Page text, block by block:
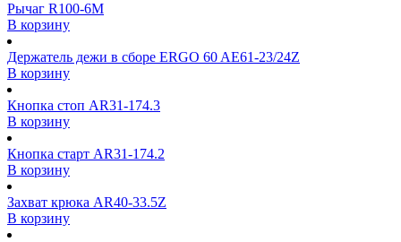
Рычаг R100-6M
В корзину
Держатель дежи в сборе ERGO 60 AE61-23/24Z
В корзину
Кнопка стоп AR31-174.3
В корзину
Кнопка старт AR31-174.2
В корзину
Захват крюка AR40-33.5Z
В корзину